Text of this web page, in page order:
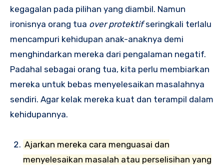
kegagalan pada pilihan yang diambil. Namun
ironisnya orang tua over protektifseringkali terlalu
mencampuri kehidupan anak-anaknya demi
menghindarkan mereka dari pengalaman negatif.
Padahal sebagai orang tua, kita perlu membiarkan
mereka untuk bebas menyelesaikan masalahnya
sendiri. Agar kelak mereka kuat dan terampil dalam
kehidupannya.
Ajarkan mereka cara menguasai dan
menyelesaikan masalah atau perselisihan yang